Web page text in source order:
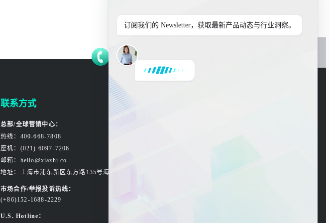
联系方式
总部/全球营销中心：
热线：400-668-7808
座机：(021) 6097-7206
邮箱：hello@xiazhi.co
地址：上海市浦东新区东方路135号海东大楼3楼
市场合作/举报投诉热线：
(+86)152-1688-2229
U.S. Hotline：
订阅我们的 Newsletter，获取最新产品动态与行业洞察。
是